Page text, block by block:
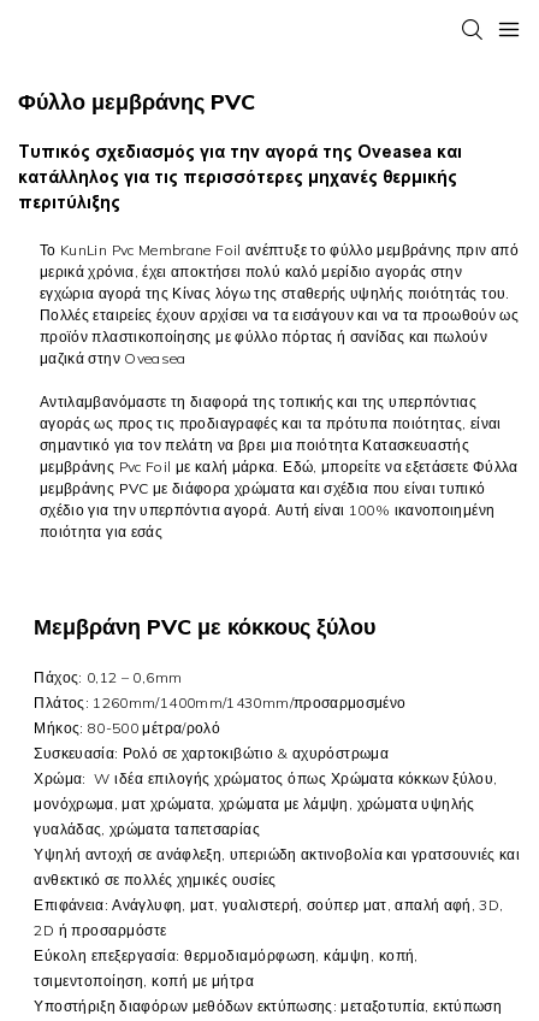
Φύλλο μεμβράνης PVC
Τυπικός σχεδιασμός για την αγορά της Oveasea και
κατάλληλος για τις περισσότερες μηχανές θερμικής
περιτύλιξης
Το KunLin Pvc Membrane Foil ανέπτυξε το φύλλο μεμβράνης πριν από
μερικά χρόνια, έχει αποκτήσει πολύ καλό μερίδιο αγοράς στην
εγχώρια αγορά της Κίνας λόγω της σταθερής υψηλής ποιότητάς του.
Πολλές εταιρείες έχουν αρχίσει να τα εισάγουν και να τα προωθούν ως
προϊόν πλαστικοποίησης με φύλλο πόρτας ή σανίδας και πωλούν
μαζικά στην Oveasea
Αντιλαμβανόμαστε τη διαφορά της τοπικής και της υπερπόντιας
αγοράς ως προς τις προδιαγραφές και τα πρότυπα ποιότητας, είναι
σημαντικό για τον πελάτη να βρει μια ποιότητα Κατασκευαστής
μεμβράνης Pvc Foil με καλή μάρκα. Εδώ, μπορείτε να εξετάσετε Φύλλα
μεμβράνης PVC με διάφορα χρώματα και σχέδια που είναι τυπικό
σχέδιο για την υπερπόντια αγορά. Αυτή είναι 100% ικανοποιημένη
ποιότητα για εσάς
Μεμβράνη PVC με κόκκους ξύλου
Πάχος: 0,12 – 0,6mm
Πλάτος: 1260mm/1400mm/1430mm/προσαρμοσμένο
Μήκος: 80-500 μέτρα/ρολό
Συσκευασία: Ρολό σε χαρτοκιβώτιο & αχυρόστρωμα
Χρώμα: W ιδέα επιλογής χρώματος όπως Χρώματα κόκκων ξύλου,
μονόχρωμα, ματ χρώματα, χρώματα με λάμψη, χρώματα υψηλής
γυαλάδας, χρώματα ταπετσαρίας
Υψηλή αντοχή σε ανάφλεξη, υπεριώδη ακτινοβολία και γρατσουνιές και
ανθεκτικό σε πολλές χημικές ουσίες
Επιφάνεια: Ανάγλυφη, ματ, γυαλιστερή, σούπερ ματ, απαλή αφή, 3D,
2D ήπροσαρμόστε
Εύκολη επεξεργασία: θερμοδιαμόρφωση, κάμψη, κοπή,
τσιμεντοποίηση, κοπή με μήτρα
Υποστήριξη διαφόρων μεθόδων εκτύπωσης: μεταξοτυπία, εκτύπωση